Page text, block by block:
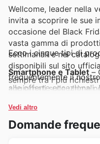
Wellcome, leader nella
invita a scoprire le sue
occasione del Black
vasta gamma di
settimanali e nei
disponibili sul sito
frequentemente il
aggiornati sulle ultime
Ecco i cinque tipi di
Smartphone e Tablet–
sempre tra i più
alle offerte eccezionali.
modelli all'avanguardia
per chi cerca l'ultima
Televisori e Smart TV
intrattenimento
Vedi altro
Domande